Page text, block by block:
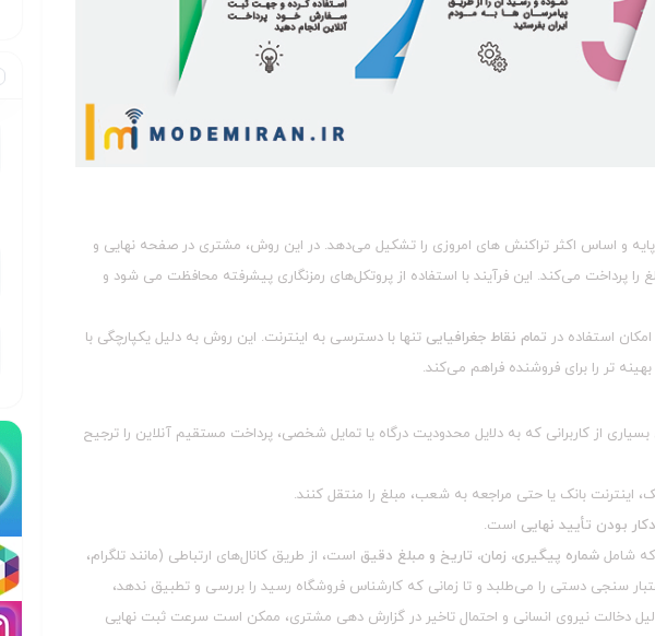
پایه و اساس اکثر تراکنش‌ های امروزی را تشکیل می‌دهد. در این روش، مشتری در صفحه نهایی و
پرداخت می‌کند. این فرآیند با استفاده از پروتکل‌های رمزنگاری پیشرفته محافظت می‌ شود و
استفاده در تمام نقاط جغرافیایی تنها با دسترسی به اینترنت. این روش به دلیل یکپارچگی با
تر را برای فروشنده فراهم می‌کند.
از کاربرانی که به دلایل محدودیت‌ درگاه یا تمایل شخصی، پرداخت مستقیم آنلاین را ترجیح
اینترنت بانک یا حتی مراجعه به شعب، مبلغ را منتقل کنند.
بودن تأیید نهایی است.
شامل شماره پیگیری، زمان، تاریخ و مبلغ دقیق است، از طریق کانال‌های ارتباطی (مانند تلگرام،
سنجی دستی را می‌طلبد و تا زمانی که کارشناس فروشگاه رسید را بررسی و تطبیق ندهد،
دخالت نیروی انسانی و احتمال تاخیر در گزارش‌ دهی مشتری، ممکن است سرعت ثبت نهایی